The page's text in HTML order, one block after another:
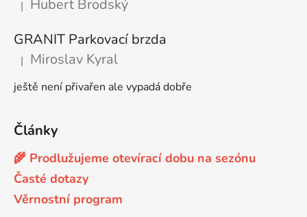
Hodnocení produktu je 5 z 5 hvězdiček.
| Hubert Brodský
GRANIT Parkovací brzda
Hodnocení produktu je 5 z 5 hvězdiček.
| Miroslav Kyral
ještě není přivařen ale vypadá dobře
Články
🌾 Prodlužujeme otevírací dobu na sezónu
Časté dotazy
Věrnostní program